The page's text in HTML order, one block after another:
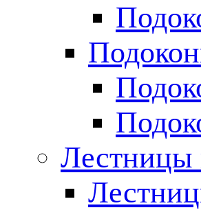
Лестницы